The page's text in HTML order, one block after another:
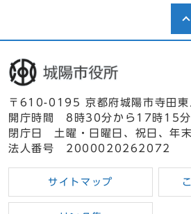
〒610-0195 京都府城陽市寺田
開庁時間 8時30分から17時15分
閉庁日 土曜・日曜日、祝日、年
法人番号 2000020262072
サイトマップ